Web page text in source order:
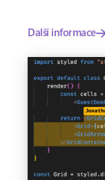
Další informace